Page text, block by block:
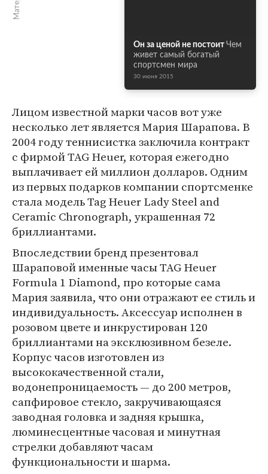
Он за ценой не постоит Чем
живет самый богатый
спортсмен мира
30 июня 2015
Лицом известной марки часов вот уже
несколько лет является Мария Шарапова. В
2004 году теннисистка заключила контракт
с фирмой TAG Heuer, которая ежегодно
выплачивает ей миллион долларов. Одним
из первых подарков компании спортсменке
стала модель Tag Heuer Lady Steel and
Ceramic Chronograph, украшенная 72
бриллиантами.
Впоследствии бренд презентовал
Шараповой именные часы TAG Heuer
Formula 1 Diamond, про которые сама
Мария заявила, что они отражают ее стиль и
индивидуальность. Аксессуар исполнен в
розовом цвете и инкрустирован 120
бриллиантами на эксклюзивном безеле.
Корпус часов изготовлен из
высококачественной стали,
водонепроницаемость — до 200 метров,
сапфировое стекло, закручивающаяся
заводная головка и задняя крышка,
люминесцентные часовая и минутная
стрелки добавляют часам
функциональности и шарма.